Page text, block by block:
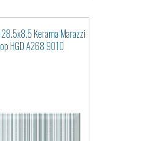
Kerama Marazzi
HGD A268 9010